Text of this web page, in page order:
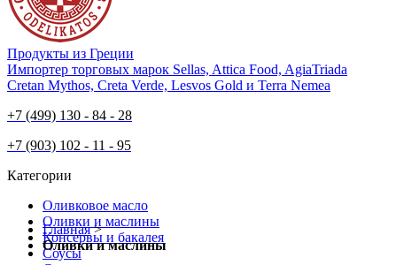
Продукты из Греции
Импортер торговых марок Sellas, Attica Food, AgiaTriada
Cretan Mythos, Creta Verde, Lesvos Gold и Terra Nemea
+7 (499) 130 - 84 - 28
+7 (903) 102 - 11 - 95
Категории
Оливковое масло
Оливки и маслины
Консервы и бакалея
Соусы
Главная >
Оливки и маслины